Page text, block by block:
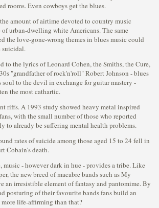
rooms. Even cowboys get the blues.
amount of airtime devoted to country music
urban-dwelling white Americans. The same
the love-gone-wrong themes in blues music could
suicidal.
to the lyrics of Leonard Cohen, the Smiths, the Cure,
"grandfather of rock'n'roll" Robert Johnson - blues
soul to the devil in exchange for guitar mastery -
the most cathartic.
riffs. A 1993 study showed heavy metal inspired
with the small number of those who reported
to already be suffering mental health problems.
rates of suicide among those aged 15 to 24 fell in
Cobain's death.
music - however dark in hue - provides a tribe. Like
the new breed of macabre bands such as My
an irresistible element of fantasy and pantomime. By
posturing of their favourite bands fans build an
life-affirming than that?